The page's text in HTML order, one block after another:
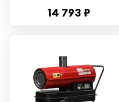
4)
14 793 ₽